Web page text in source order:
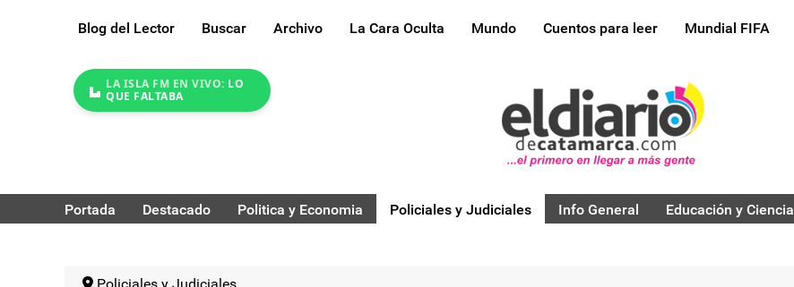
Blog del Lector Buscar Archivo La Cara Oculta Mundo Cuentos para leer Mundial FIFA
LA ISLA FM EN VIVO: LO
QUE FALTABA
Portada Destacado Politica y Economia Policiales y Judiciales Info General Educación y Ciencia